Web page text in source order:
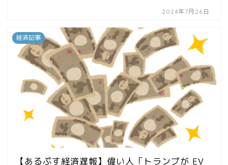
2024年7月26日
経済記事
【あるぷす経済遅報】偉い人「トランプが EV